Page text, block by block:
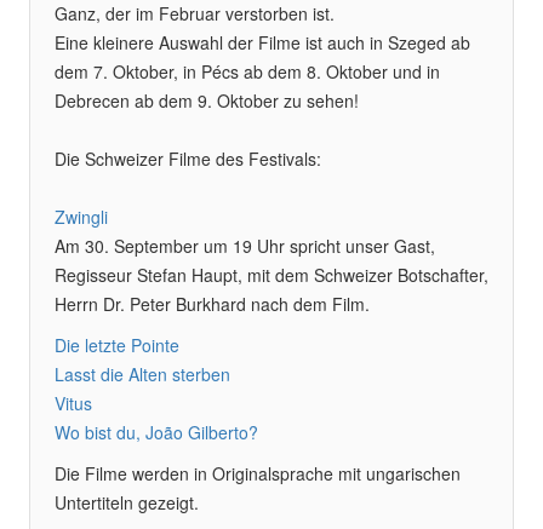
Ganz, der im Februar verstorben ist.
Eine kleinere Auswahl der Filme ist auch in Szeged ab
dem 7. Oktober, in Pécs ab dem 8. Oktober und in
Debrecen ab dem 9. Oktober zu sehen!
Die Schweizer Filme des Festivals:
Zwingli
Am 30. September um 19 Uhr spricht unser Gast,
Regisseur Stefan Haupt, mit dem Schweizer Botschafter,
Herrn Dr. Peter Burkhard nach dem Film.
Die letzte Pointe
Lasst die Alten sterben
Vitus
Wo bist du, João Gilberto?
Die Filme werden in Originalsprache mit ungarischen
Untertiteln gezeigt.